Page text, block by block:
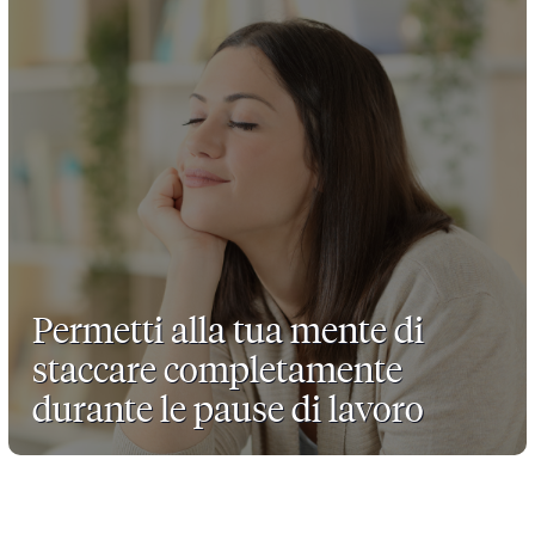
Permetti alla tua mente di
staccare completamente
durante le pause di lavoro